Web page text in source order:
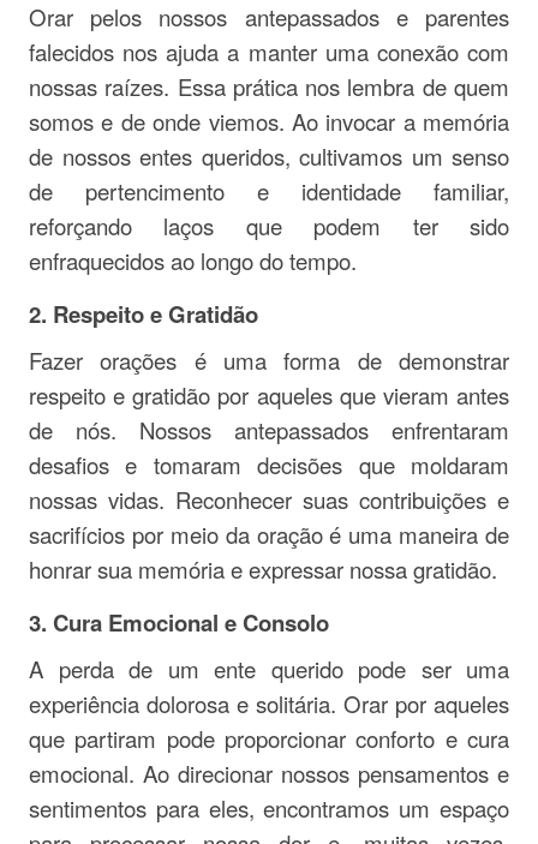
Orar pelos nossos antepassados e parentes
falecidos nos ajuda a manter uma conexão com
nossas raízes. Essa prática nos lembra de quem
somos e de onde viemos. Ao invocar a memória
de nossos entes queridos, cultivamos um senso
de pertencimento e identidade familiar,
reforçando laços que podem ter sido
enfraquecidos ao longo do tempo.
2. Respeito e Gratidão
Fazer orações é uma forma de demonstrar
respeito e gratidão por aqueles que vieram antes
de nós. Nossos antepassados enfrentaram
desafios e tomaram decisões que moldaram
nossas vidas. Reconhecer suas contribuições e
sacrifícios por meio da oração é uma maneira de
honrar sua memória e expressar nossa gratidão.
3. Cura Emocional e Consolo
A perda de um ente querido pode ser uma
experiência dolorosa e solitária. Orar por aqueles
que partiram pode proporcionar conforto e cura
emocional. Ao direcionar nossos pensamentos e
sentimentos para eles, encontramos um espaço